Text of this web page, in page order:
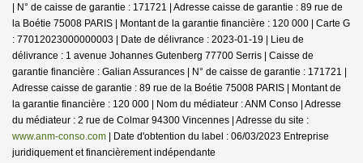
| N° de caisse de garantie : 171721 | Adresse caisse de garantie : 89 rue de
la Boétie 75008 PARIS | Montant de la garantie financière : 120 000 | Carte G
: 77012023000000003 | Date de délivrance : 2023-01-19 | Lieu de
délivrance : 1 avenue Johannes Gutenberg 77700 Serris | Caisse de
garantie financière : Galian Assurances | N° de caisse de garantie : 171721 |
Adresse caisse de garantie : 89 rue de la Boétie 75008 PARIS | Montant de
la garantie financière : 120 000 | Nom du médiateur : ANM Conso | Adresse
du médiateur : 2 rue de Colmar 94300 Vincennes | Adresse du site :
www.anm-conso.com | Date d'obtention du label : 06/03/2023 Entreprise
juridiquement et financièrement indépendante